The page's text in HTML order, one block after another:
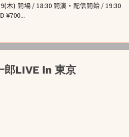
木) 開場 / 18:30 開演・配信開始 / 19:30
¥ 4,000 +1D ¥700...
郎LIVE in 東京